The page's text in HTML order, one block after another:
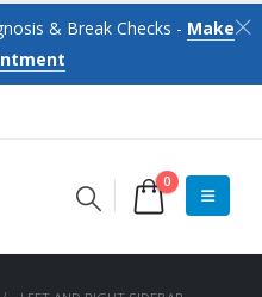
& Break Checks - Make
0